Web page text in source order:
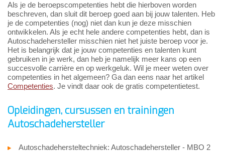
Als je de beroepscompetenties hebt die hierboven worden
beschreven, dan sluit dit beroep goed aan bij jouw talenten. Heb
je de competenties (nog) niet dan kun je deze misschien
ontwikkelen. Als je echt hele andere competenties hebt, dan is
Autoschadehersteller misschien niet het juiste beroep voor je.
Het is belangrijk dat je jouw competenties en talenten kunt
gebruiken in je werk, dan heb je namelijk meer kans op een
succesvolle carrière en op werkgeluk. Wil je meer weten over
competenties in het algemeen? Ga dan eens naar het artikel
Competenties. Je vindt daar ook de gratis competentietest.
Opleidingen, cursussen en trainingen
Autoschadehersteller
Autoschadehersteltechniek: Autoschadehersteller - MBO 2